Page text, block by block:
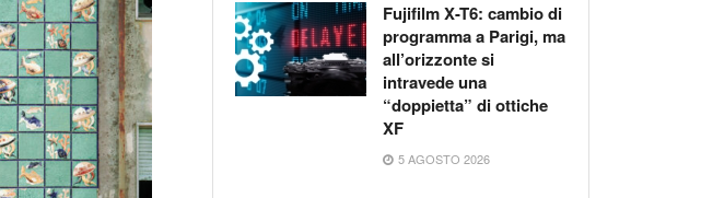
Fujifilm X-T6: cambio di
programma a Parigi, ma
all’orizzonte si
intravede una
“doppietta” di ottiche
XF
5 AGOSTO 2026